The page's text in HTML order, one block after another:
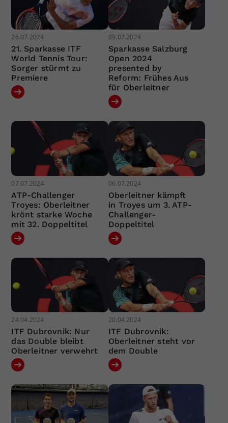
26.07.2024
21. Sparkasse ITF
World Tennis Tour:
Sorger stürmt zu
Premiere
09.07.2024
Sparkasse Salzburg
Open 2024
presented by
Reform: Frühes Aus
für Oberleitner
07.07.2024
ATP-Challenger
Troyes: Oberleitner
krönt starke Woche
mit 32. Doppeltitel
06.07.2024
Oberleitner kämpft
in Troyes um 3. ATP-
Challenger-
Doppeltitel
24.04.2024
ITF Dubrovnik: Nur
das Double bleibt
Oberleitner verwehrt
20.04.2024
ITF Dubrovnik:
Oberleitner steht vor
dem Double